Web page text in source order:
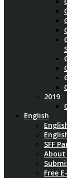
2019
English
SFF
About
Free